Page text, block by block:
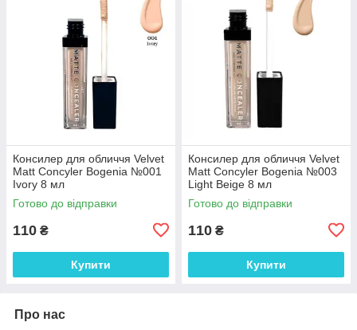
Консилер для обличчя Velvet
Matt Concyler Bogenia №001
Ivory 8 мл
Готово до відправки
110 ₴
Купити
Консилер для обличчя Velvet
Matt Concyler Bogenia №003
Light Beige 8 мл
Готово до відправки
110 ₴
Купити
Про нас